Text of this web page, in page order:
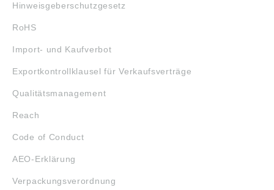
Hinweisgeberschutzgesetz
RoHS
Import- und Kaufverbot
Exportkontrollklausel für Verkaufsverträge
Qualitätsmanagement
Reach
Code of Conduct
AEO-Erklärung
Verpackungsverordnung